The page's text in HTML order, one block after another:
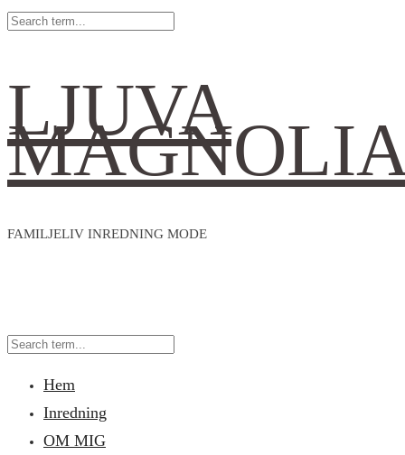
LJUVA
FAMILJELIV INREDNING MODE
Hem
Inredning
OM MIG